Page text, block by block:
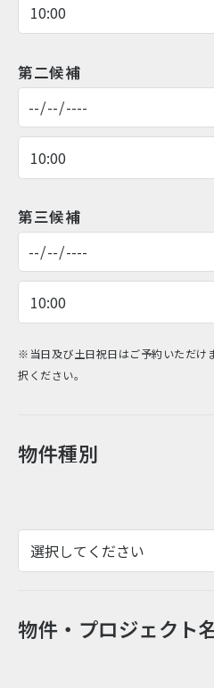
第二候補
第三候補
※当日及び土日祝日はご予約いただけ
択ください。
物件種別
物件・プロジェクト